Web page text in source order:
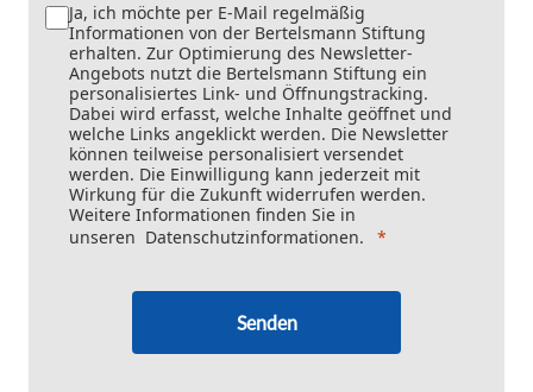
Ja, ich möchte per E-Mail regelmäßig
Informationen von der Bertelsmann Stiftung
erhalten. Zur Optimierung des Newsletter-
Angebots nutzt die Bertelsmann Stiftung ein
personalisiertes Link- und Öffnungstracking.
Dabei wird erfasst, welche Inhalte geöffnet und
welche Links angeklickt werden. Die Newsletter
können teilweise personalisiert versendet
werden. Die Einwilligung kann jederzeit mit
Wirkung für die Zukunft widerrufen werden.
Weitere Informationen finden Sie in
unseren Datenschutzinformationen.
Senden